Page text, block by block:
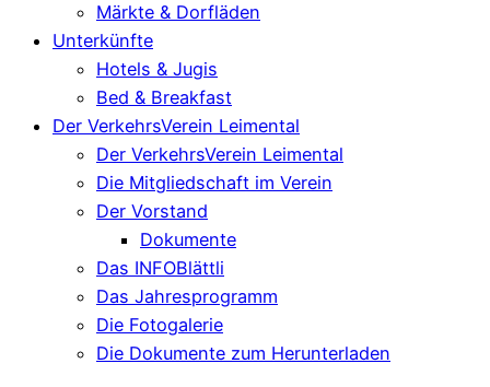
Märkte & Dorfläden
Unterkünfte
Hotels & Jugis
Bed & Breakfast
Der VerkehrsVerein Leimental
Der VerkehrsVerein Leimental
Die Mitgliedschaft im Verein
Der Vorstand
Dokumente
Das INFOBlättli
Das Jahresprogramm
Die Fotogalerie
Die Dokumente zum Herunterladen